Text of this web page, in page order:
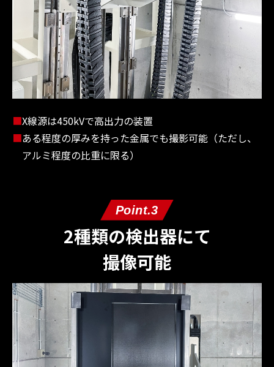
■X線源は450kVで高出力の装置
■ある程度の厚みを持った金属でも撮影可能（ただし、
アルミ程度の比重に限る）
Point.3
2種類の検出器にて
撮像可能